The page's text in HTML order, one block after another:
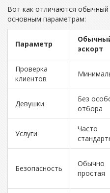
Вот как отличаются обычный
основным параметрам:
Параметр
эскорт
Проверка
клиентов
Девушки
Без
отбора
Услуги
Часто
Безопасность
Обычно
простая